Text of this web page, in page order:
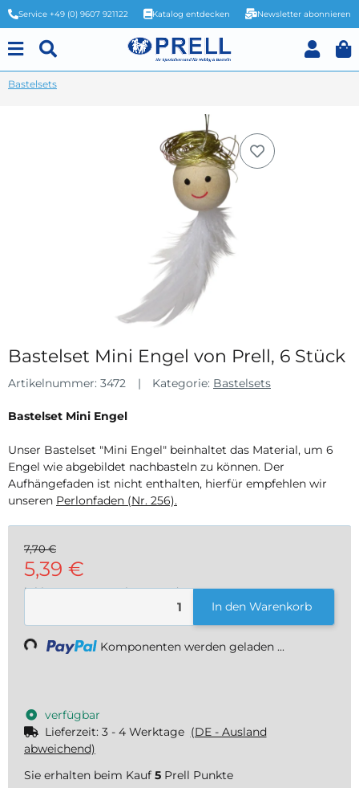
Service +49 (0) 9607 921122 Katalog entdecken Newsletter abonnieren
Bastelsets
Bastelset Mini Engel von Prell, 6 Stück
Artikelnummer: 3472 Kategorie: Bastelsets
Bastelset Mini Engel
Unser Bastelset "Mini Engel" beinhaltet das Material, um 6
Engel wie abgebildet nachbasteln zu können. Der
Aufhängefaden ist nicht enthalten, hierfür empfehlen wir
unseren Perlonfaden (Nr. 256).
7,70 €
5,39 €
inkl. 19% USt. , zzgl.Versand
In den Warenkorb
Komponenten werden geladen ...
verfügbar
Lieferzeit: 3 - 4 Werktage (DE - Ausland
abweichend)
Sie erhalten beim Kauf 5 Prell Punkte